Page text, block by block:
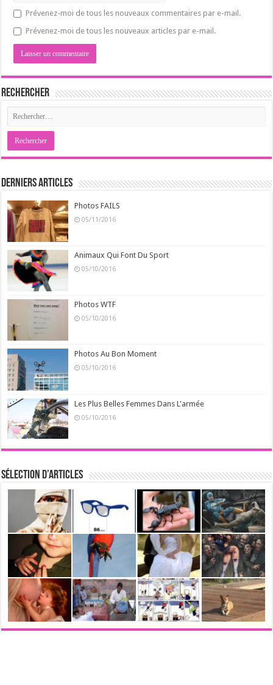
Prévenez-moi de tous les nouveaux commentaires par e-mail.
Prévenez-moi de tous les nouveaux articles par e-mail.
Rechercher
Derniers Articles
Photos FAILS
05/11/2016
Animaux Qui Font Du Sport
05/10/2016
Photos WTF
05/10/2016
Photos Au Bon Moment
05/10/2016
Les Plus Belles Femmes Dans L'armée
05/10/2016
Sélection d’articles